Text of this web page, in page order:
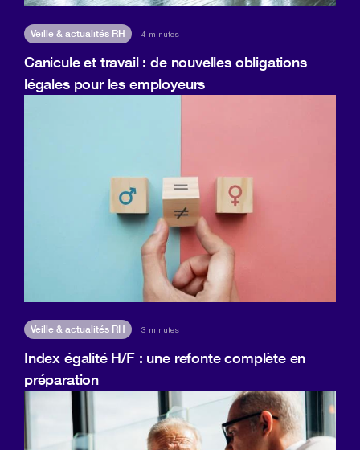
Veille & actualités RH 4 minutes
Canicule et travail : de nouvelles obligations
légales pour les employeurs
Veille & actualités RH 3 minutes
Index égalité H/F : une refonte complète en
préparation